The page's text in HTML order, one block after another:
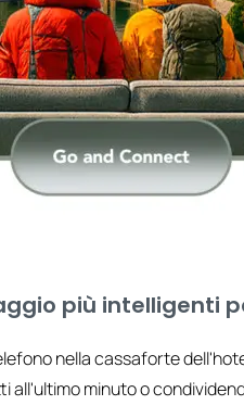
più intelligenti
nella cassaforte
minuto o